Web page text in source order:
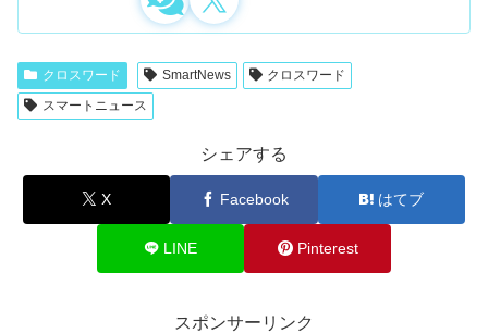
クロスワード SmartNews
クロスワード
スマートニュース
シェアする
X Facebook はてブ
LINE Pinterest
スポンサーリンク